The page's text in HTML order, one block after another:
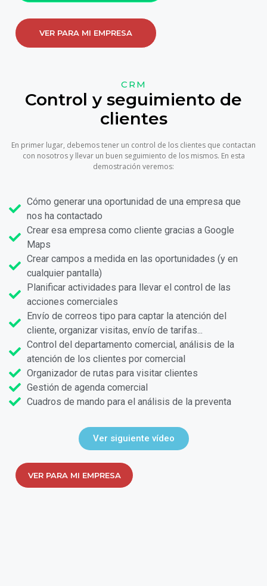
VER PARA MI EMPRESA
CRM
Control y seguimiento de
clientes
En primer lugar, debemos tener un control de los clientes que contactan
con nosotros y llevar un buen seguimiento de los mismos. En esta
demostración veremos:
Cómo generar una oportunidad de una empresa que
nos ha contactado
Crear esa empresa como cliente gracias a Google
Maps
Crear campos a medida en las oportunidades (y en
cualquier pantalla)
Planificar actividades para llevar el control de las
acciones comerciales
Envío de correos tipo para captar la atención del
cliente, organizar visitas, envío de tarifas...
Control del departamento comercial, análisis de la
atención de los clientes por comercial
Organizador de rutas para visitar clientes
Gestión de agenda comercial
Cuadros de mando para el análisis de la preventa
Ver siguiente vídeo
VER PARA MI EMPRESA